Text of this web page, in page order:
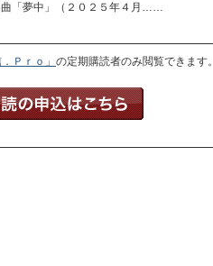
「夢中」（２０２５年４月……
Ｐｒｏ」 の定期購読者のみ閲覧できます。